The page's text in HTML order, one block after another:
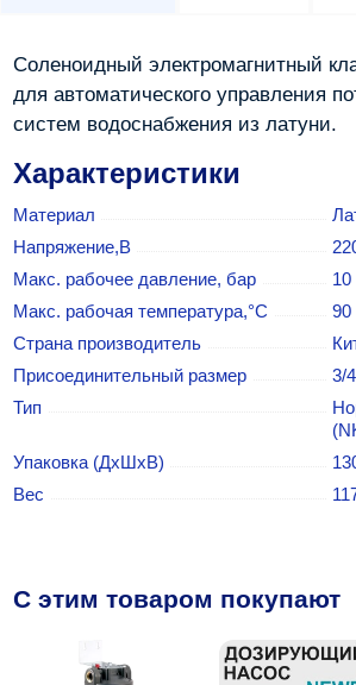
Соленоидный электромагнитный
для автоматического управления
систем водоснабжения из латуни.
Характеристики
Материал
Напряжение,В
Макс. рабочее давление, бар
10
Макс. рабочая температура,°С
90
Страна производитель
Присоединительный размер
3/
Тип
Упаковка (ДхШхВ)
Вес
C этим товаром покупают